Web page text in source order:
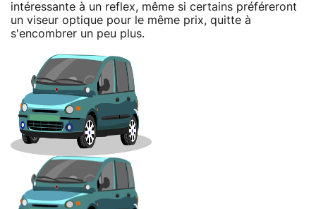
intéressante à un reflex, même si certains préféreront
un viseur optique pour le même prix, quitte à
s'encombrer un peu plus.